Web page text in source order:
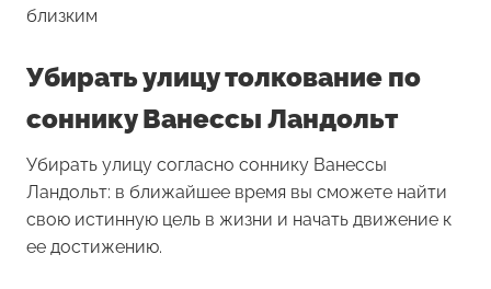
близким
Убирать улицу толкование по
соннику Ванессы Ландольт
Убирать улицу согласно соннику Ванессы
Ландольт: в ближайшее время вы сможете найти
свою истинную цель в жизни и начать движение к
ее достижению.